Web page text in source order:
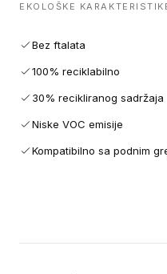
EKOLOŠKE
Bez ftalata
100% reciklabilno
30% recikliranog sadržaja
Niske VOC emisije
Kompatibilno sa podnim